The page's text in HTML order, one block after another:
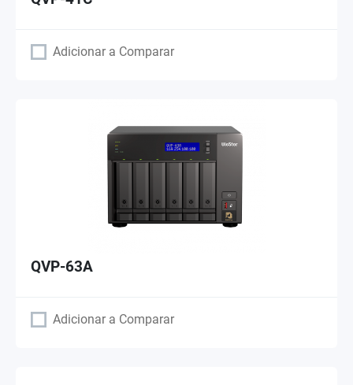
Adicionar a Comparar
QVP-63A
Adicionar a Comparar